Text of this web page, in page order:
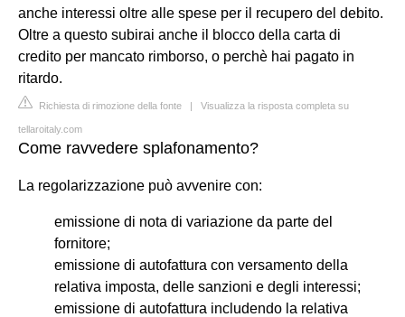
anche interessi oltre alle spese per il recupero del debito.
Oltre a questo subirai anche il blocco della carta di
credito per mancato rimborso, o perchè hai pagato in
ritardo.
Richiesta di rimozione della fonte | Visualizza la risposta completa su
tellaroitaly.com
Come ravvedere splafonamento?
La regolarizzazione può avvenire con:
emissione di nota di variazione da parte del
fornitore;
emissione di autofattura con versamento della
relativa imposta, delle sanzioni e degli interessi;
emissione di autofattura includendo la relativa